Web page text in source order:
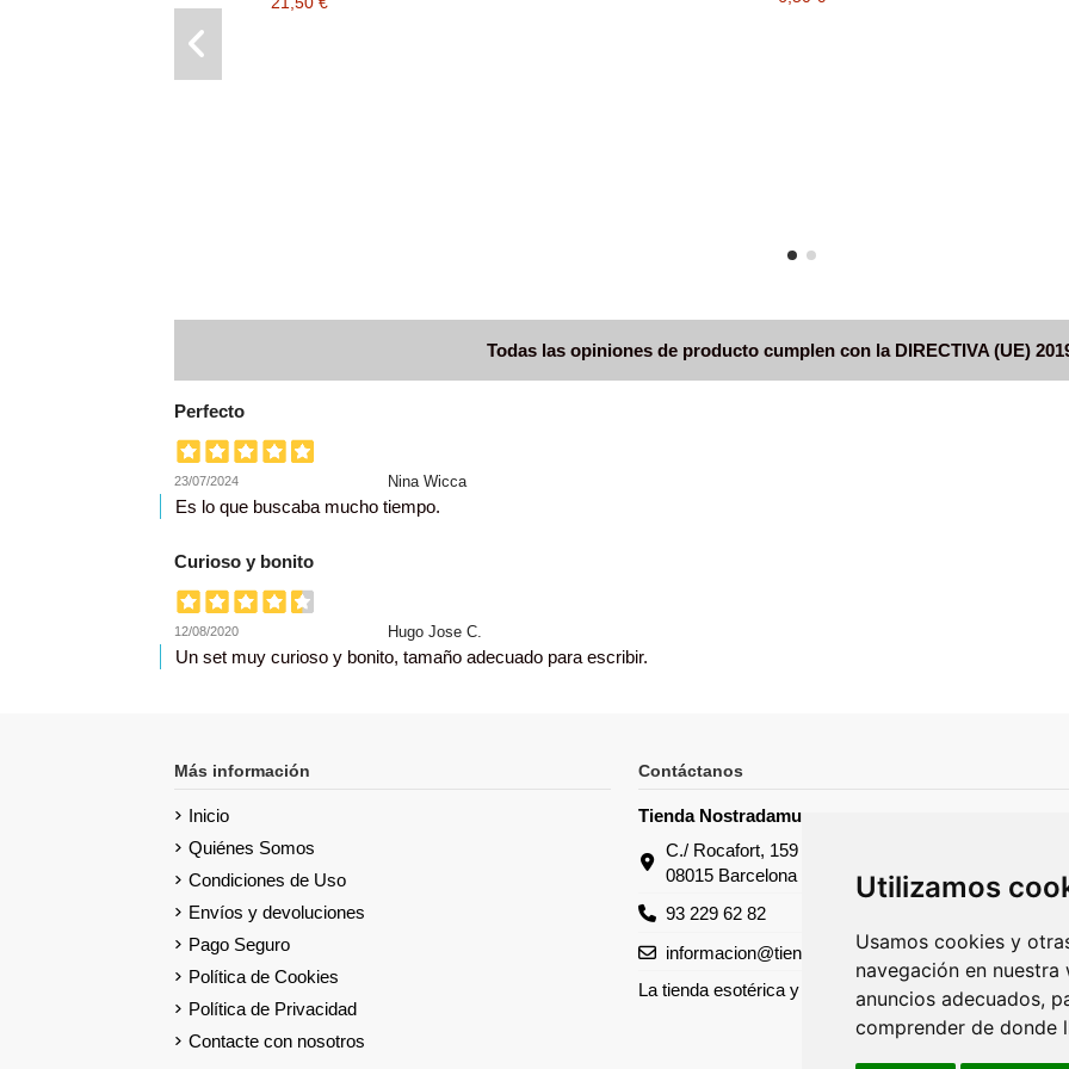
Utilizamos
Usamos cookies y
navegación en
anuncios adecuados,
comprender de donde
Todas las opiniones de producto cumplen con la DIRECTIVA (UE)
Perfecto
23/07/2024 Nina Wicca
Es lo que buscaba mucho tiempo.
Curioso y bonito
12/08/2020 Hugo Jose C.
Un set muy curioso y bonito, tamaño adecuado para escribir.
Más información
Inicio
Quiénes Somos
Condiciones de Uso
Envíos y devoluciones
Pago Seguro
Política de Cookies
Política de Privacidad
Contacte con nosotros
Contáctanos
Tienda Nostradamus
C./ Rocafort, 159
08015 Barcelona
93 229 62 82
informacion@tiendanostradamus.com
La tienda esotérica y de tarots